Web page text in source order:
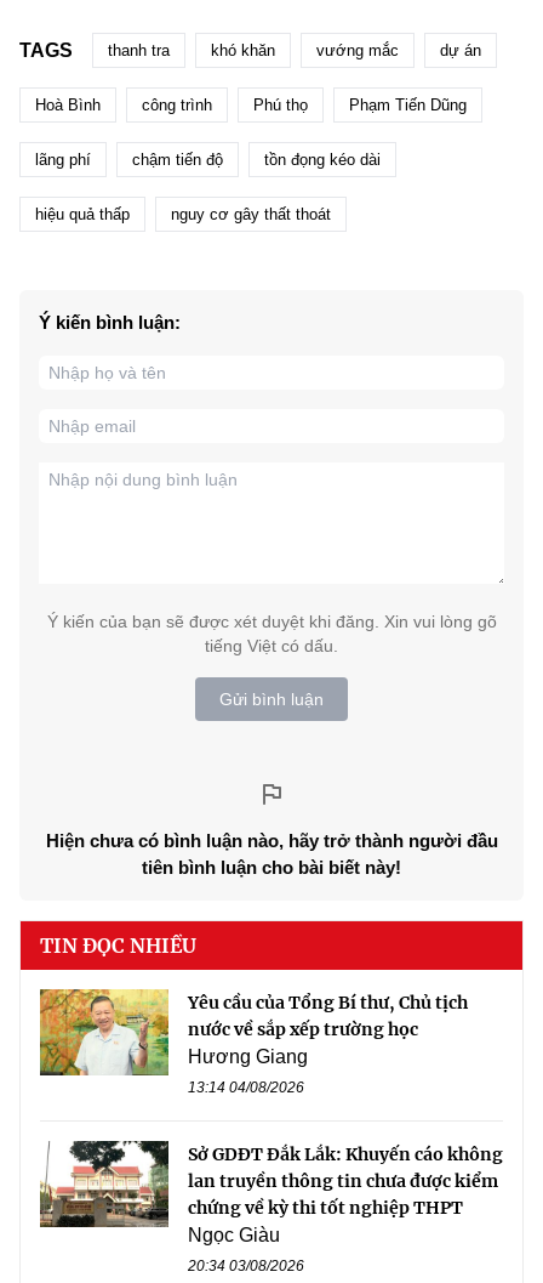
TAGS thanh tra khó khăn vướng mắc dự án
Hoà Bình công trình Phú thọ Phạm Tiến Dũng
lãng phí chậm tiến độ tồn đọng kéo dài
hiệu quả thấp nguy cơ gây thất thoát
Ý kiến bình luận:
Ý kiến của bạn sẽ được xét duyệt khi đăng. Xin vui lòng gõ
tiếng Việt có dấu.
Gửi bình luận
Hiện chưa có bình luận nào, hãy trở thành người đầu
tiên bình luận cho bài biết này!
TIN ĐỌC NHIỀU
Yêu cầu của Tổng Bí thư, Chủ tịch
nước về sắp xếp trường học
Hương Giang
13:14 04/08/2026
Sở GDĐT Đắk Lắk: Khuyến cáo không
lan truyền thông tin chưa được kiểm
chứng về kỳ thi tốt nghiệp THPT
Ngọc Giàu
20:34 03/08/2026